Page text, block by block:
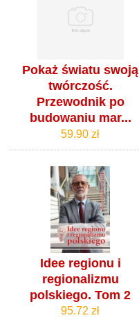
Pokaż światu swoją
twórczość.
Przewodnik po
budowaniu mar...
59.90 zł
Idee regionu i
regionalizmu
polskiego. Tom 2
95.72 zł